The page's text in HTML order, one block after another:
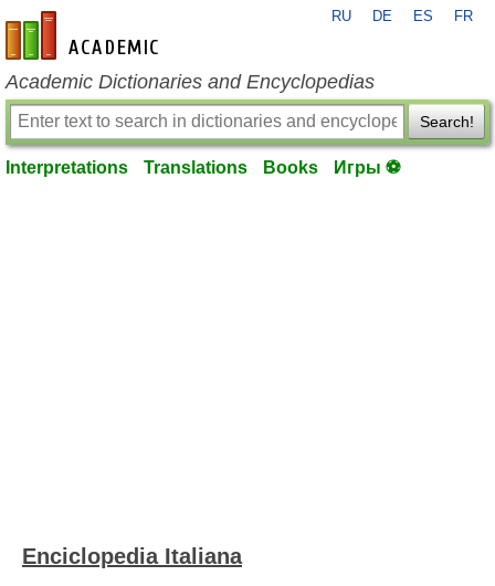
en-academic.com
RU DE ES FR
Academic Dictionaries and Encyclopedias
Search!
Interpretations Translations Books Игры ⚽
Enciclopedia Italiana